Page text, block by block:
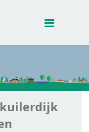
Toggle